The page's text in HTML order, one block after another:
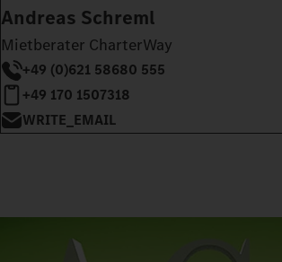
Andreas Schreml
Mietberater CharterWay
+49 (0)621 58680 555
+49 170 1507318
WRITE_EMAIL